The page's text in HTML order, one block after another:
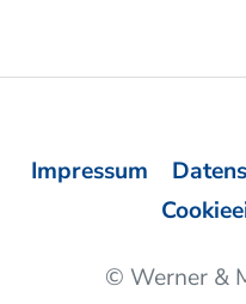
Impressum
© Werner &